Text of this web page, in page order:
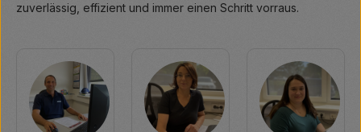
zuverlässig, effizient und immer einen Schritt vorraus.